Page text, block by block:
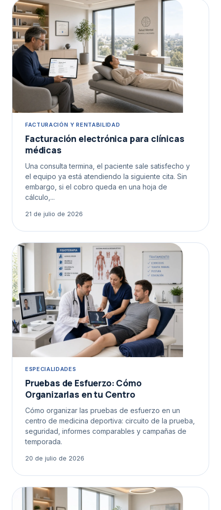
FACTURACIÓN Y RENTABILIDAD
Facturación electrónica para clínicas
médicas
Una consulta termina, el paciente sale satisfecho y
el equipo ya está atendiendo la siguiente cita. Sin
embargo, si el cobro queda en una hoja de
cálculo,...
21 de julio de 2026
ESPECIALIDADES
Pruebas de Esfuerzo: Cómo
Organizarlas en tu Centro
Cómo organizar las pruebas de esfuerzo en un
centro de medicina deportiva: circuito de la prueba,
seguridad, informes comparables y campañas de
temporada.
20 de julio de 2026